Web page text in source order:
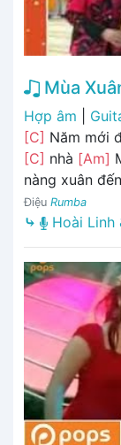
Mùa
Hợp âm
[C] Năm mới
[C] nhà [Am]
nàng xuân đến
Điệu Rumba
⤷ Hoài Linh